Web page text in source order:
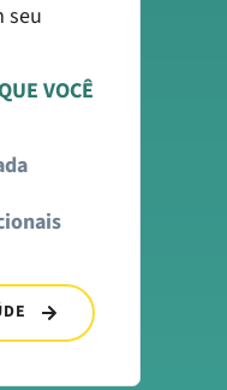
seu
VOCÊ